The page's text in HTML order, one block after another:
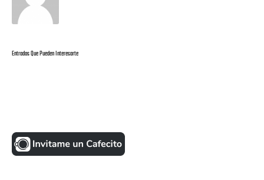
Entradas Que Pueden Interesarte